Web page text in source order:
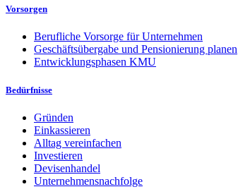
Vorsorgen
Berufliche Vorsorge für Unternehmen
Geschäftsübergabe und Pensionierung planen
Entwicklungsphasen KMU
Bedürfnisse
Gründen
Einkassieren
Alltag vereinfachen
Investieren
Devisenhandel
Unternehmensnachfolge